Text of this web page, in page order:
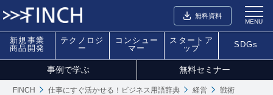
無料資料
MENU
新規事業
商品開発
テクノロジ
ー
コンシュー
マー
スタートア
ップ
SDGs
事例で学ぶ 無料セミナー
FINCH 仕事にすぐ活かせる！ビジネス用語辞典 経営 戦術